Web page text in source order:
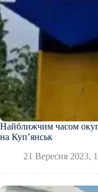
Найближчим часом
на Купʼянськ
21 Вересня 2023,